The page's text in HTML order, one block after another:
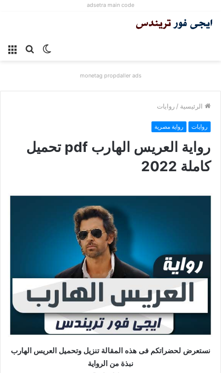
adsetra main code
بحث الوضع
monetag propdaller ads
الرئيسية / روايات
روايات رواية مصرية
رواية العريس الهارب pdf تحميل
كاملة 2022
نستعرض لحضراتكم فى هذه المقالة تنزيل وتحميل العريس الهارب
نبذة من الرواية